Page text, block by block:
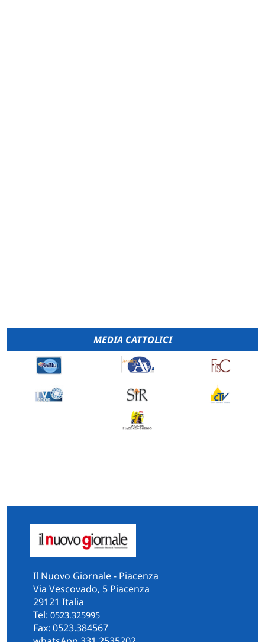
MEDIA CATTOLICI
Il Nuovo Giornale - Piacenza
Via Vescovado, 5 Piacenza
29121 Italia
Tel: 0523.325995
Fax: 0523.384567